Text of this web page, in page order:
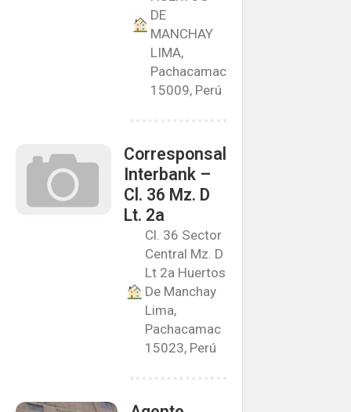
DE
MANCHAY
LIMA,
Pachacamac
15009, Perú
Corresponsal
Interbank –
Cl. 36 Mz. D
Lt. 2a
Cl. 36 Sector
Central Mz. D
Lt 2a Huertos
De Manchay
Lima,
Pachacamac
15023, Perú